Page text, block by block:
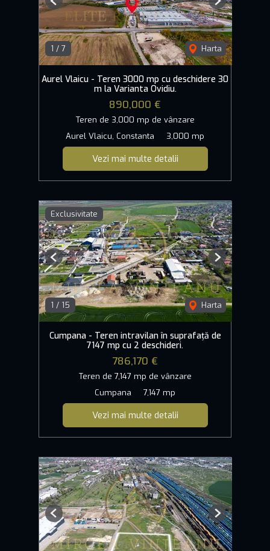
1 / 7 Harta
Previous Next
Aurel Vlaicu - Teren 3000 mp cu deschidere 30
m la Varianta Ovidiu.
890,000 €
Teren de 3,000 mp de vânzare
Aurel Vlaicu, Constanta
3,000 mp
Vezi mai multe detalii
Exclusivitate
1 / 15 Harta
Previous Next
Cumpana - Teren intravilan în suprafață de
7147 mp cu 2 deschideri.
786,170 €
Teren de 7,147 mp de vânzare
Cumpana
7,147 mp
Vezi mai multe detalii
Previous Next